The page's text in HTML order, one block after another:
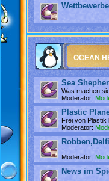
Wettbewerbe
OCEAN
Sea
Was machen
Moderator:
Plastic
Frei von Plastik
Moderator:
Moderator:
News im